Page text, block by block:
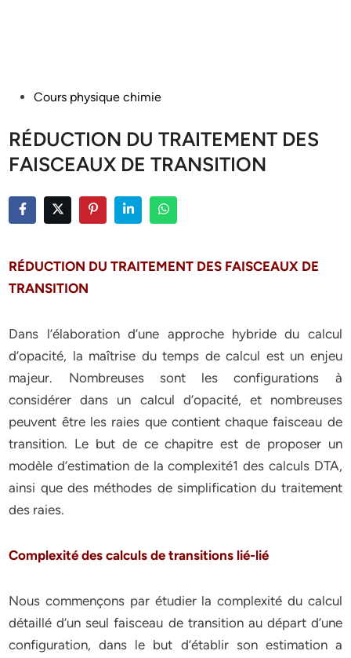
PostedCours physique chimie
RÉDUCTION DU TRAITEMENT DES
FAISCEAUX DE TRANSITION
RÉDUCTION DU TRAITEMENT DES FAISCEAUX DE
TRANSITION
Dans l’élaboration d’une approche hybride du calcul
d’opacité, la maîtrise du temps de calcul est un enjeu
majeur. Nombreuses sont les configurations à
considérer dans un calcul d’opacité, et nombreuses
peuvent être les raies que contient chaque faisceau de
transition. Le but de ce chapitre est de proposer un
modèle d’estimation de la complexité1 des calculs DTA,
ainsi que des méthodes de simplification du traitement
des raies.
Complexité des calculs de transitions lié-lié
Nous commençons par étudier la complexité du calcul
détaillé d’un seul faisceau de transition au départ d’une
configuration, dans le but d’établir son estimation a